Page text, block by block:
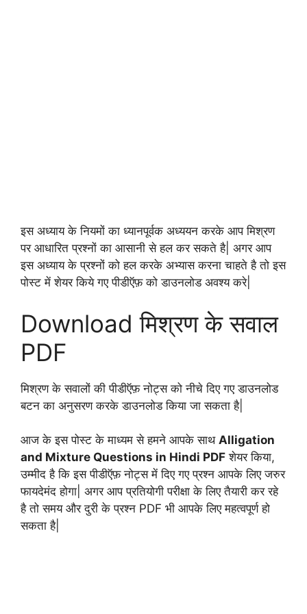
इस अध्याय के नियमों का ध्यानपूर्वक अध्ययन करके आप मिश्रण
पर आधारित प्रश्नों का आसानी से हल कर सकते है| अगर आप
इस अध्याय के प्रश्नों को हल करके अभ्यास करना चाहते है तो इस
पोस्ट में शेयर किये गए पीडीऍफ़ को डाउनलोड अवश्य करे|
Download मिश्रण के सवाल
PDF
मिश्रण के सवालों की पीडीऍफ़ नोट्स को नीचे दिए गए डाउनलोड
बटन का अनुसरण करके डाउनलोड किया जा सकता है|
आज के इस पोस्ट के माध्यम से हमने आपके साथ Alligation
and Mixture Questions in Hindi PDF शेयर किया,
उम्मीद है कि इस पीडीऍफ़ नोट्स में दिए गए प्रश्न आपके लिए जरुर
फायदेमंद होगा| अगर आप प्रतियोगी परीक्षा के लिए तैयारी कर रहे
है तो समय और दुरी के प्रश्न PDF भी आपके लिए महत्वपूर्ण हो
सकता है|